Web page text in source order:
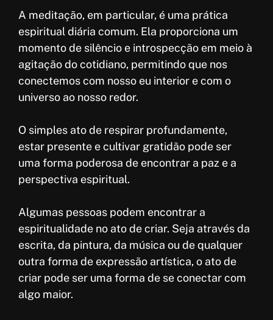
A meditação, em particular, é uma prática
espiritual diária comum. Ela proporciona um
momento de silêncio e introspecção em meio à
agitação do cotidiano, permitindo que nos
conectemos com nosso eu interior e com o
universo ao nosso redor.
O simples ato de respirar profundamente,
estar presente e cultivar gratidão pode ser
uma forma poderosa de encontrar a paz e a
perspectiva espiritual.
Algumas pessoas podem encontrar a
espiritualidade no ato de criar. Seja através da
escrita, da pintura, da música ou de qualquer
outra forma de expressão artística, o ato de
criar pode ser uma forma de se conectar com
algo maior.